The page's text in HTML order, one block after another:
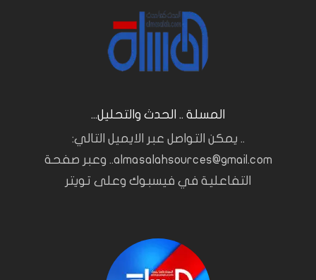
المسلة .. الحدث والتحليل...
.. يمكن التواصل عبر الايميل التالي:
almasalahsources@gmail.com.. وعبر صفحة
التفاعلية في فيسبوك وعلى تويتر